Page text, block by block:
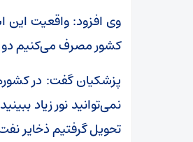
وی افزود: واقعیت این
کشور مصرف می‌کنیم دو
پزشکیان گفت: در
نمی‌توانید نور زیاد